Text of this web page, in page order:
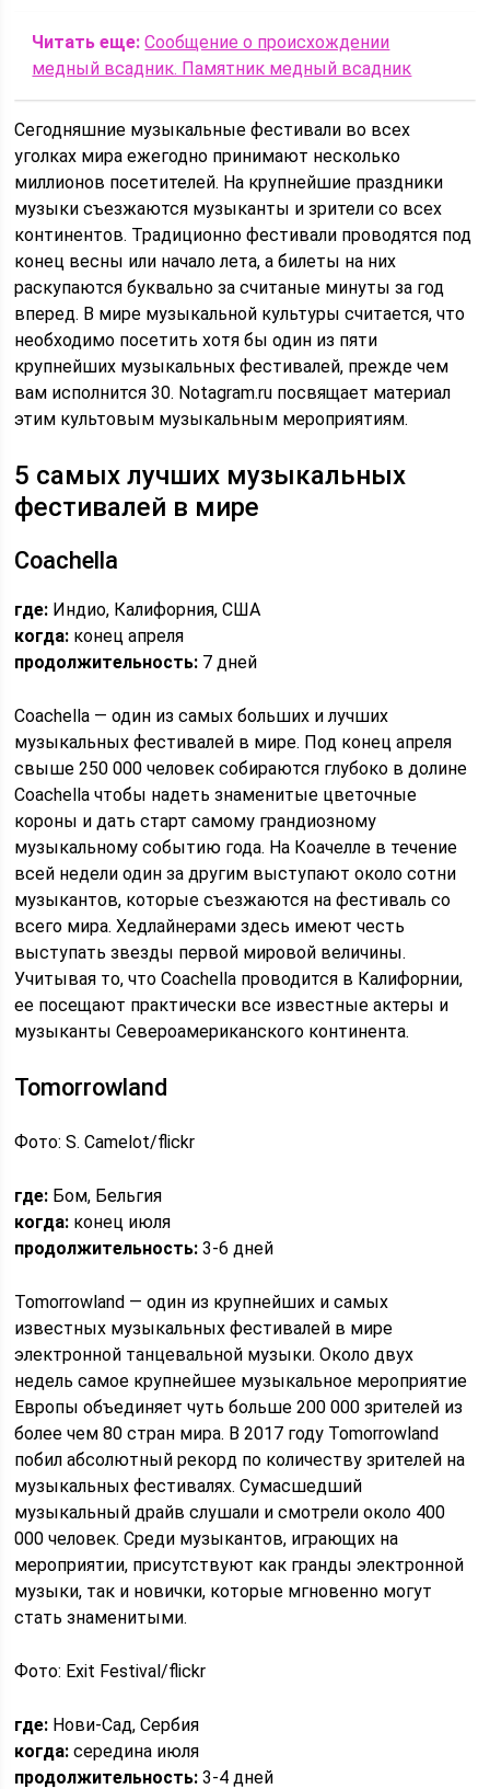
Читать еще: Сообщение о происхождении
медный всадник. Памятник медный всадник
Сегодняшние музыкальные фестивали во всех
уголках мира ежегодно принимают несколько
миллионов посетителей. На крупнейшие праздники
музыки съезжаются музыканты и зрители со всех
континентов. Традиционно фестивали проводятся под
конец весны или начало лета, а билеты на них
раскупаются буквально за считаные минуты за год
вперед. В мире музыкальной культуры считается, что
необходимо посетить хотя бы один из пяти
крупнейших музыкальных фестивалей, прежде чем
вам исполнится 30. Notagram.ru посвящает материал
этим культовым музыкальным мероприятиям.
5 самых лучших музыкальных
фестивалей в мире
Coachella
где: Индио, Калифорния, США
когда: конец апреля
продолжительность: 7 дней
Coachella — один из самых больших и лучших
музыкальных фестивалей в мире. Под конец апреля
свыше 250 000 человек собираются глубоко в долине
Coachella чтобы надеть знаменитые цветочные
короны и дать старт самому грандиозному
музыкальному событию года. На Коачелле в течение
всей недели один за другим выступают около сотни
музыкантов, которые съезжаются на фестиваль со
всего мира. Хедлайнерами здесь имеют честь
выступать звезды первой мировой величины.
Учитывая то, что Coachella проводится в Калифорнии,
ее посещают практически все известные актеры и
музыканты Североамериканского континента.
Tomorrowland
Фото: S. Camelot/flickr
где: Бом, Бельгия
когда: конец июля
продолжительность: 3-6 дней
Tomorrowland — один из крупнейших и самых
известных музыкальных фестивалей в мире
электронной танцевальной музыки. Около двух
недель самое крупнейшее музыкальное мероприятие
Европы объединяет чуть больше 200 000 зрителей из
более чем 80 стран мира. В 2017 году Tomorrowland
побил абсолютный рекорд по количеству зрителей на
музыкальных фестивалях. Сумасшедший
музыкальный драйв слушали и смотрели около 400
000 человек. Среди музыкантов, играющих на
мероприятии, присутствуют как гранды электронной
музыки, так и новички, которые мгновенно могут
стать знаменитыми.
Фото: Exit Festival/flickr
где: Нови-Сад, Сербия
когда: середина июля
продолжительность: 3-4 дней